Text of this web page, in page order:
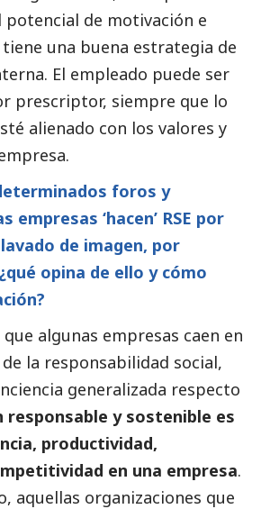
potencial de motivación e
una buena estrategia de
El empleado puede ser
prescriptor, siempre que lo
alienado con los valores y
foros y
empresas ‘hacen’ RSE por
de imagen, por
opina de ello y cómo
algunas empresas caen en
de la responsabilidad social,
generalizada respecto
responsable y sostenible es
productividad,
en una empresa.
aquellas organizaciones que